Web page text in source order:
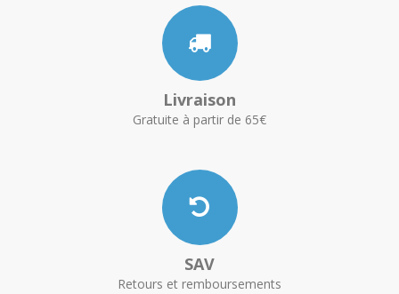
Livraison
Gratuite à partir de 65€
SAV
Retours et remboursements